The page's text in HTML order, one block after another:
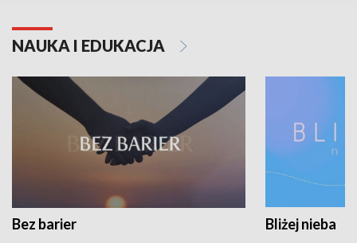
NAUKA I EDUKACJA
Bez barier Bliżej nieba